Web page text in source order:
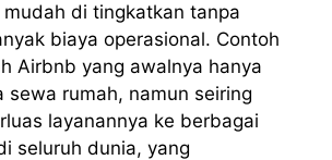
di tingkatkan tanpa
biaya operasional. Contoh
Airbnb yang awalnya hanya
sewa rumah, namun seiring
layanannya ke berbagai
seluruh dunia, yang